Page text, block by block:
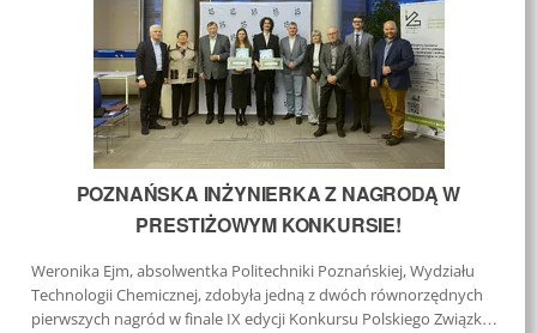
POZNAŃSKA INŻYNIERKA Z NAGRODĄ W
PRESTIŻOWYM KONKURSIE!
Weronika Ejm, absolwentka Politechniki Poznańskiej, Wydziału
Technologii Chemicznej, zdobyła jedną z dwóch równorzędnych
pierwszych nagród w finale IX edycji Konkursu Polskiego Związku